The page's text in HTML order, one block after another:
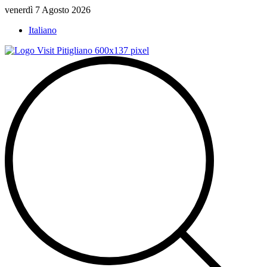
Vai
contenuto
venerdì 7 Agosto 2026
Italiano